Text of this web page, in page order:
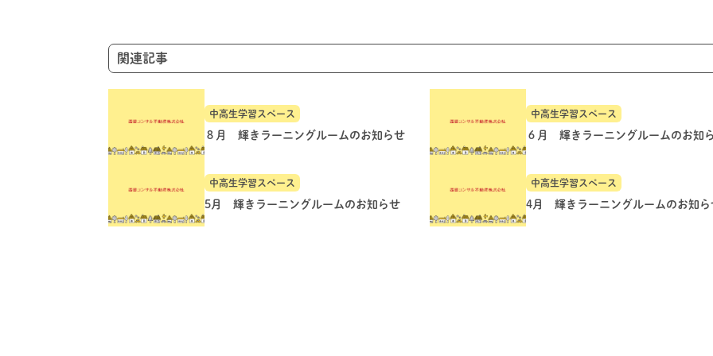
関連記事
中高生学習スペース
８月 輝きラーニングルームのお知らせ
中高生学習スペース
６月 輝きラーニングルームのお知
中高生学習スペース
5月 輝きラーニングルームのお知らせ
中高生学習スペース
4月 輝きラーニングルームのお知ら